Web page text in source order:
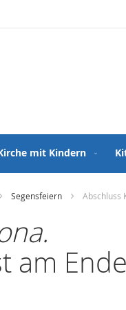
mit Kindern
Segensfeiern Abschluss
am